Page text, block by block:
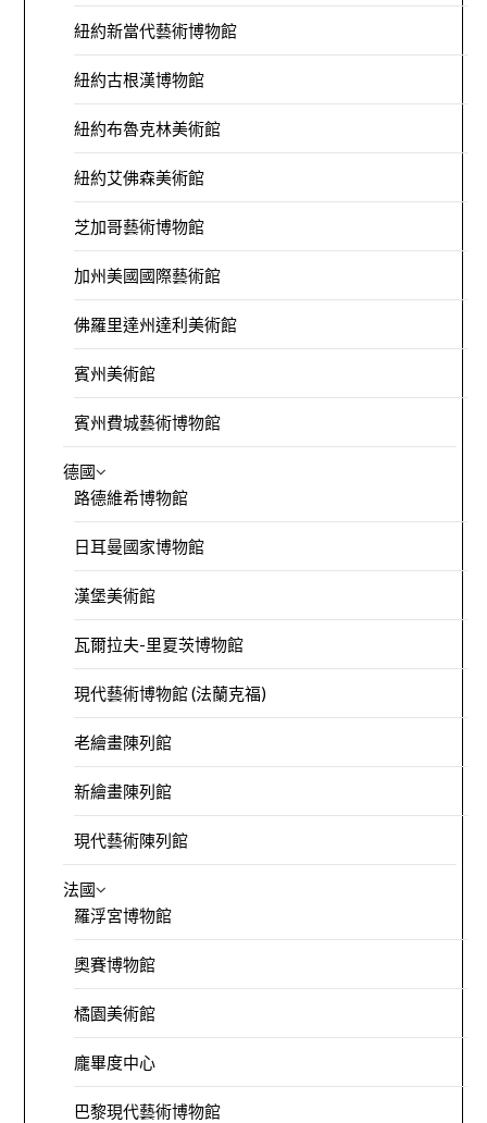
紐約新當代藝術博物館
紐約古根漢博物館
紐約布魯克林美術館
紐約艾佛森美術館
芝加哥藝術博物館
加州美國國際藝術館
佛羅里達州達利美術館
賓州美術館
賓州費城藝術博物館
德國
路德維希博物館
日耳曼國家博物館
漢堡美術館
瓦爾拉夫-里夏茨博物館
現代藝術博物館 (法蘭克福)
老繪畫陳列館
新繪畫陳列館
現代藝術陳列館
法國
羅浮宮博物館
奧賽博物館
橘園美術館
龐畢度中心
巴黎現代藝術博物館